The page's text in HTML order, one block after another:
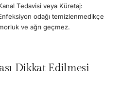
Tedavisi veya Küretaj:
odağı temizlenmedikçe
ve ağrı geçmez.
Dikkat Edilmesi